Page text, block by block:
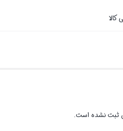
ثبت نشده است.